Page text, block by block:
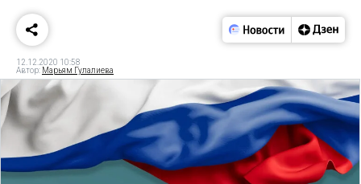
12.12.2020 10:58
Автор: Марьям Гулалиева